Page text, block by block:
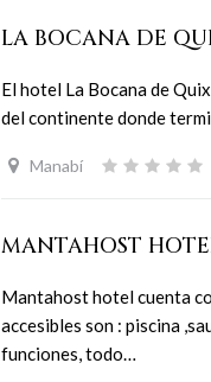
LA BOCANA DE
El hotel La Bocana de
del continente donde
Manabí
MANTAHOST
Mantahost hotel cuenta
accesibles son : piscina
funciones, todo…